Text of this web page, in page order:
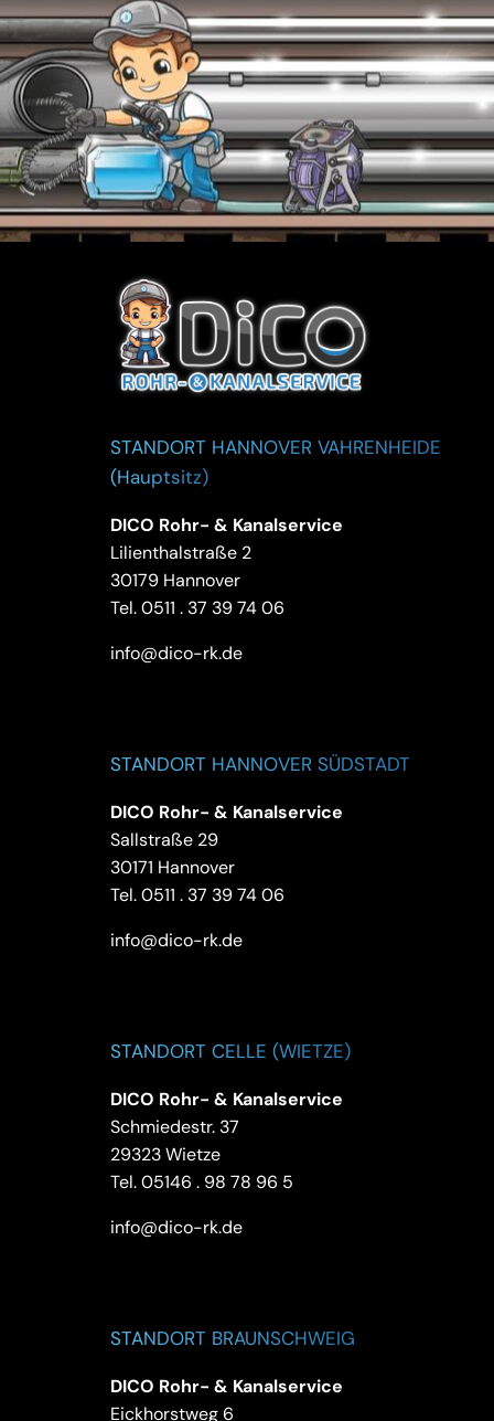
STANDORT HANNOVER VAHRENHEIDE
(Hauptsitz)
DICO Rohr- & Kanalservice
Lilienthalstraße 2
30179 Hannover
Tel.0511 . 37 39 74 06
info@dico-rk.de
STANDORT HANNOVER SÜDSTADT
DICO Rohr- & Kanalservice
Sallstraße 29
30171 Hannover
Tel.0511 . 37 39 74 06
info@dico-rk.de
STANDORT CELLE (WIETZE)
DICO Rohr- & Kanalservice
Schmiedestr. 37
29323 Wietze
Tel.05146 . 98 78 96 5
info@dico-rk.de
STANDORT BRAUNSCHWEIG
DICO Rohr- & Kanalservice
Eickhorstweg 6